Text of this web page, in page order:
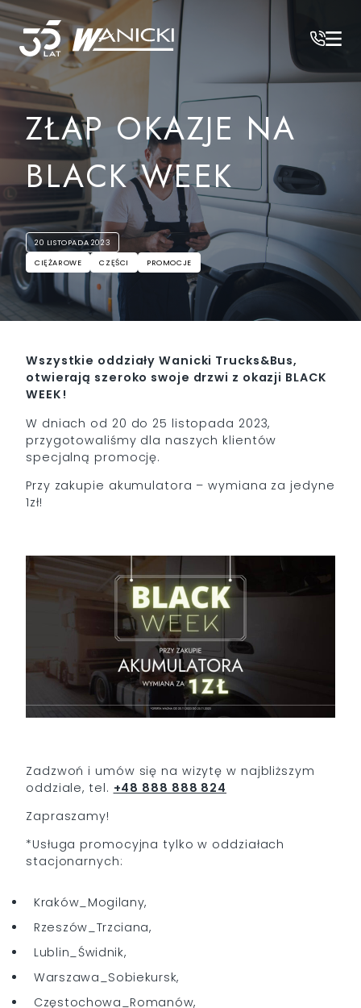
Wanicki/Aktualności/Złap okazje na black week
ZŁAP OKAZJE NA
BLACK WEEK
20 LISTOPADA 2023
CIĘŻAROWE
CZĘŚCI PROMOCJE
Wszystkie oddziały Wanicki Trucks&Bus,
otwierają szeroko swoje drzwi z okazji BLACK
WEEK!
W dniach od 20 do 25 listopada 2023,
przygotowaliśmy dla naszych klientów
specjalną promocję.
Przy zakupie akumulatora – wymiana za jedyne
1zł!
Zadzwoń i umów się na wizytę w najbliższym
oddziale, tel. +48 888 888 824
Zapraszamy!
*Usługa promocyjna tylko w oddziałach
stacjonarnych:
Kraków_Mogilany,
Rzeszów_Trzciana,
Lublin_Świdnik,
Warszawa_Sobiekursk,
Częstochowa_Romanów,